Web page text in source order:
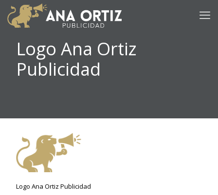
Logo Ana Ortiz
Publicidad
Logo Ana Ortiz Publicidad